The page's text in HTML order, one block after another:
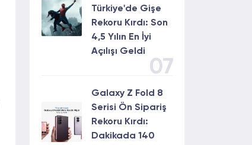
Türkiye'de Gişe
Rekoru Kırdı: Son
4,5 Yılın En İyi
Açılışı Geldi
07
Galaxy Z Fold 8
Serisi Ön Sipariş
Rekoru Kırdı:
Dakikada 140